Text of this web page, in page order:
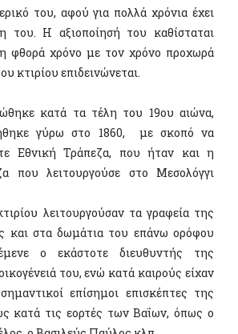
του, αφού για πολλά χρόνια έχει
του. Η αξιοποίησή του καθίσταται
φθορά χρόνο με τον χρόνο προχωρά
κτιρίου επιδεινώνεται.
κατά τα τέλη του 19ου αιώνα,
γύρω στο 1860, με σκοπό να
Εθνική Τράπεζα, που ήταν και η
που λειτουργούσε στο Μεσολόγγι
λειτουργούσαν τα γραφεία της
και στα δωμάτια του επάνω ορόφου
ο εκάστοτε διευθυντής της
του, ενώ κατά καιρούς είχαν
επίσημοι επισκέπτες της
κατά τις εορτές των Βαΐων, όπως ο